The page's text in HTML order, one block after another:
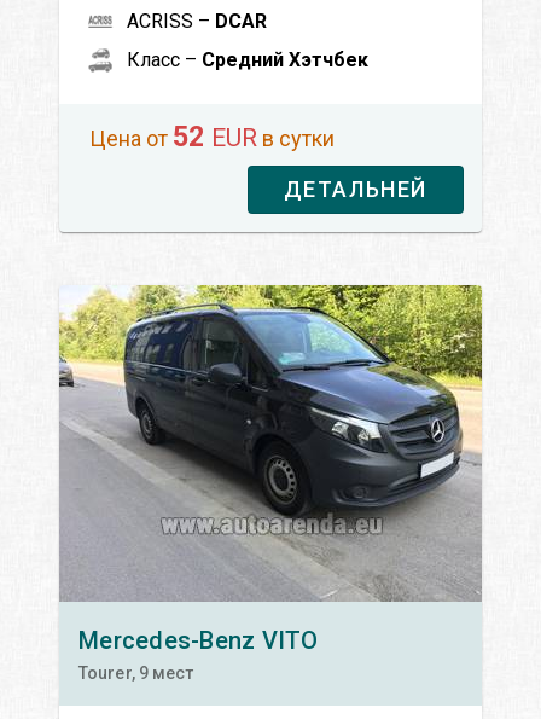
ACRISS – DCAR
Класс – Средний Хэтчбек
Цена от 52 EUR в сутки
ДЕТАЛЬНЕЙ
Mercedes-Benz VITO
Tourer, 9 мест